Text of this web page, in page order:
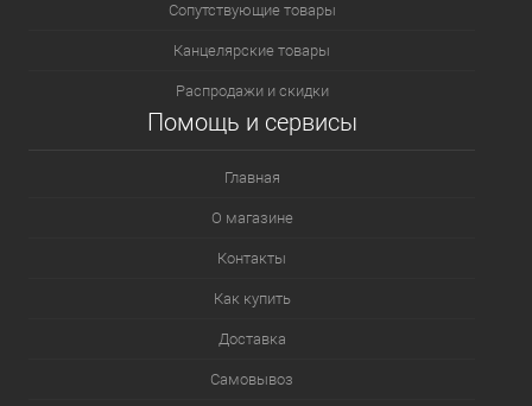
Сопутствующие товары
Канцелярские товары
Распродажи и скидки
Помощь и сервисы
Главная
О магазине
Контакты
Как купить
Доставка
Самовывоз